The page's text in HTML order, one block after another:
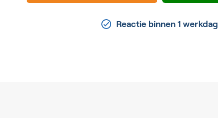
Reactie binnen 1 werkdag